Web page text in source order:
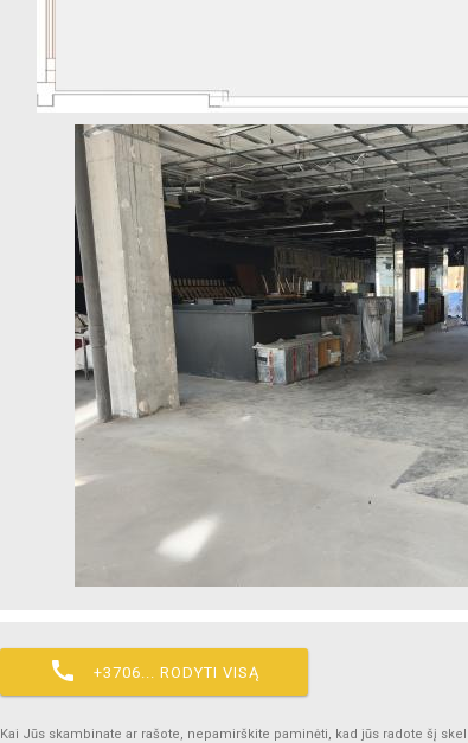
 +3706... RODYTI VISĄ
Kai Jūs skambinate ar rašote, nepamirškite paminėti, kad jūs radote šį